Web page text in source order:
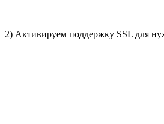
2) Активируем поддержку SSL для